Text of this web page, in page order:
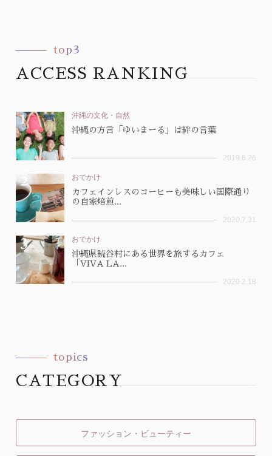
top3
ACCESS RANKING
沖縄の文化・自然
沖縄の方言「ゆいまーる」は絆の言葉
2019.6.26
おでかけ
カフェインレスのコーヒーも美味しい国際通り
の自家焙煎...
2020.7.31
おでかけ
沖縄県読谷村にある世界を旅するカフェ
「VIVA LA...
2020.2.18
topics
CATEGORY
ファッション・ビューティー